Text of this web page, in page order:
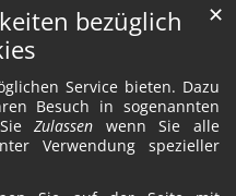
bezüglich
Service bieten. Dazu
Besuch in sogenannten
SieZulassen wenn Sie alle
Verwendung spezieller
✕